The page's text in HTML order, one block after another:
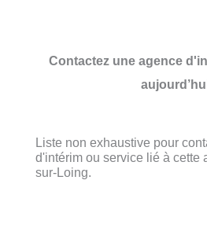
Contactez une agence
Liste non exhaustive pour
d'intérim ou service lié à cette
sur-Loing.